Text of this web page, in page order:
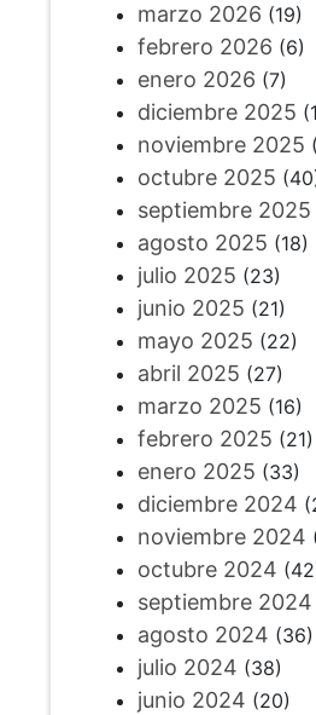
marzo 2026 (19)
febrero 2026 (6)
enero 2026 (7)
diciembre 2025
noviembre 2025
octubre 2025
septiembre 2025
agosto 2025 (18)
julio 2025 (23)
junio 2025 (21)
mayo 2025 (22)
abril 2025 (27)
marzo 2025 (16)
febrero 2025 (21)
enero 2025 (33)
diciembre 2024
noviembre 2024
octubre 2024
septiembre 2024
agosto 2024 (36)
julio 2024 (38)
junio 2024 (20)